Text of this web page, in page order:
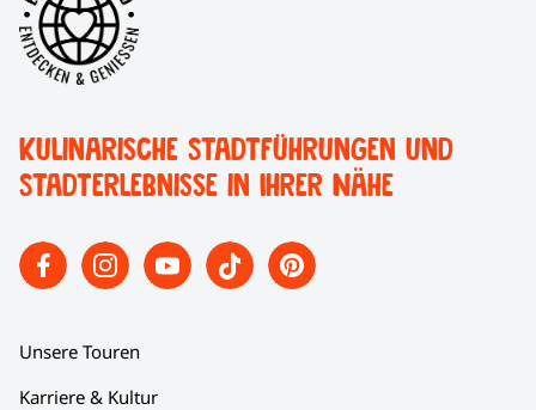
Kulinarische Stadtführungen und
Stadterlebnisse in Ihrer Nähe
Unsere Touren
Karriere & Kultur